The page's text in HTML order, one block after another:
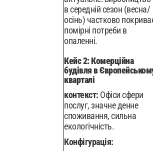
в середній сезон (весна/
осінь) частково
помірні потреби в
опаленні.
Кейс 2: Комерційна
будівля в
кварталі
контекст: Офіси сфери
послуг, значне денне
споживання, сильна
екологічність.
Конфігурація: